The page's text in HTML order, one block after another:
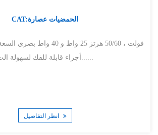
CAT:الحمضيات عصارة
أجزاء قابلة للفك لسهولة الت......